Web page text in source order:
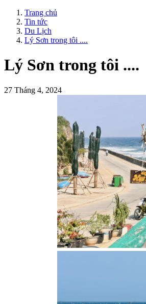
Trang chủ
Tin tức
Du Lịch
Lý Sơn trong tôi ....
Lý Sơn trong tôi ....
27 Tháng 4, 2024